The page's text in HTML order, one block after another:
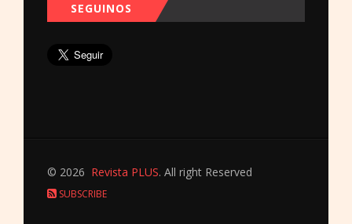
SEGUINOS
© 2026 Revista PLUS. All right Reserved
SUBSCRIBE